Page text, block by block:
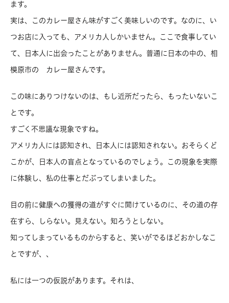
ます。
実は、このカレー屋さん味がすごく美味しいのです。なのに、い
つお店に入っても、アメリカ人しかいません。ここで食事してい
て、日本人に出会ったことがありません。普通に日本の中の、相
模原市の カレー屋さんです。
この味にありつけないのは、もし近所だったら、もったいないこ
とです。
すごく不思議な現象ですね。
アメリカ人には認知され、日本人には認知されない。おそらくど
こかが、日本人の盲点となっているのでしょう。この現象を実際
に体験し、私の仕事とだぶってしまいました。
目の前に健康への獲得の道がすぐに開けているのに、その道の存
在すら、しらない。見えない。知ろうとしない。
知ってしまっているものからすると、笑いがでるほどおかしなこ
とですが、、
私には一つの仮説があります。それは、